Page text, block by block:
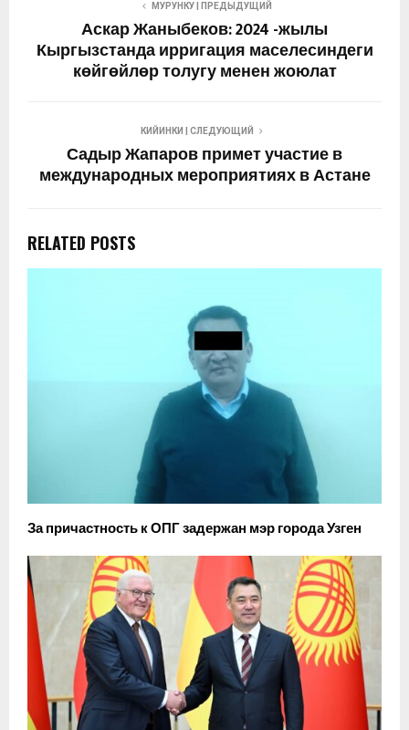
МУРУНКУ | ПРЕДЫДУЩИЙ
Аскар Жаныбеков: 2024 -жылы
Кыргызстанда ирригация маселесиндеги
көйгөйлөр толугу менен жоюлат
КИЙИНКИ | СЛЕДУЮЩИЙ
Садыр Жапаров примет участие в
международных мероприятиях в Астане
RELATED POSTS
За причастность к ОПГ задержан мэр города Узген